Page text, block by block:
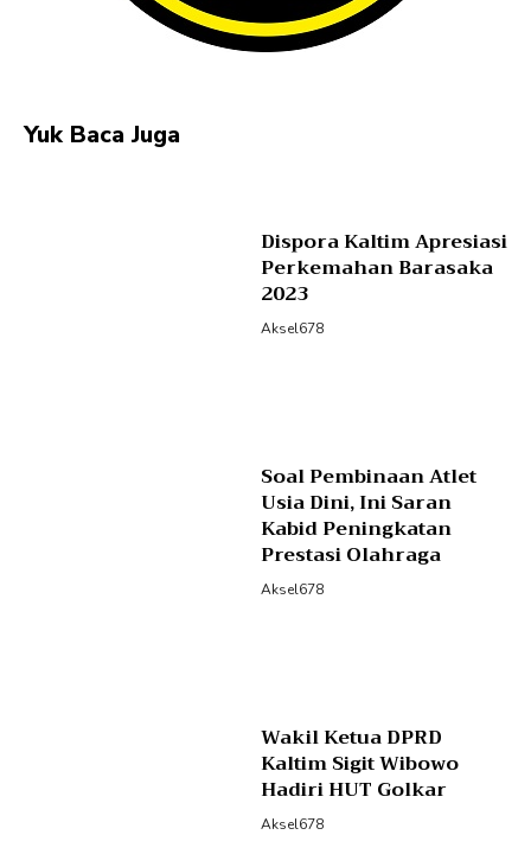
Yuk Baca Juga
Dispora Kaltim Apresiasi
Perkemahan Barasaka
2023
Aksel678
Soal Pembinaan Atlet
Usia Dini, Ini Saran
Kabid Peningkatan
Prestasi Olahraga
Aksel678
Wakil Ketua DPRD
Kaltim Sigit Wibowo
Hadiri HUT Golkar
Aksel678